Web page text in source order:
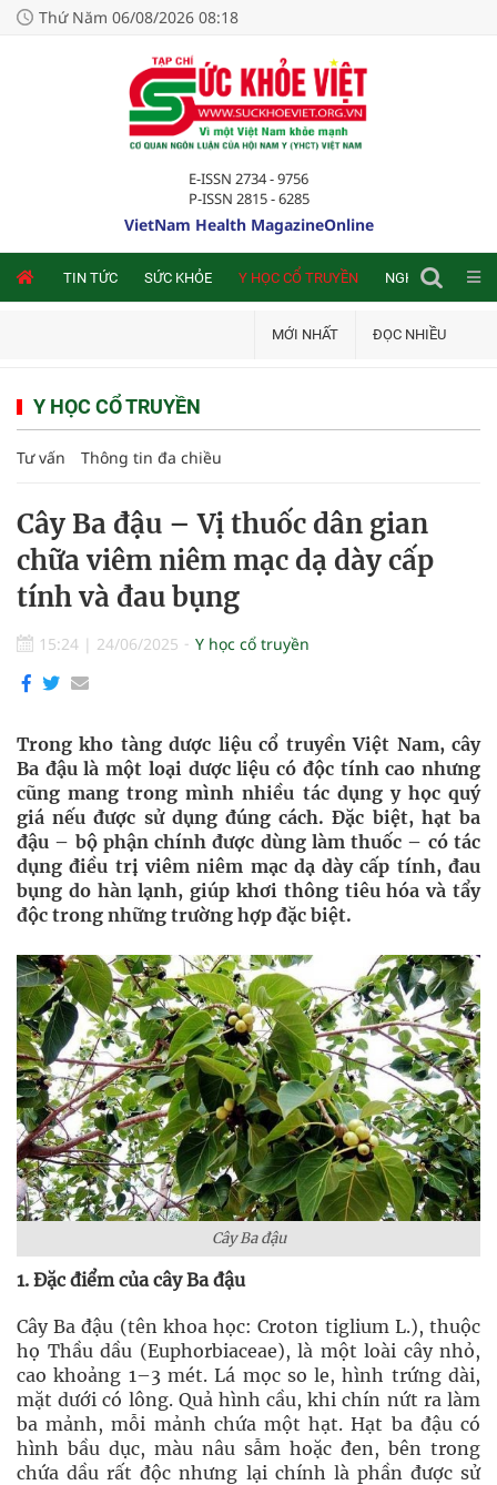
Thứ Năm 06/08/2026 08:18
E-ISSN 2734 - 9756
P-ISSN 2815 - 6285
VietNam Health MagazineOnline
TIN TỨC SỨC KHỎE Y HỌC CỔ TRUYỀN NGHIÊN CỨU
MỚI NHẤT ĐỌC NHIỀU
Y HỌC CỔ TRUYỀN
Tư vấn Thông tin đa chiều
Cây Ba đậu – Vị thuốc dân gian
chữa viêm niêm mạc dạ dày cấp
tính và đau bụng
15:24 | 24/06/2025 Y học cổ truyền
Trong kho tàng dược liệu cổ truyền Việt Nam, cây
Ba đậu là một loại dược liệu có độc tính cao nhưng
cũng mang trong mình nhiều tác dụng y học quý
giá nếu được sử dụng đúng cách. Đặc biệt, hạt ba
đậu – bộ phận chính được dùng làm thuốc – có tác
dụng điều trị viêm niêm mạc dạ dày cấp tính, đau
bụng do hàn lạnh, giúp khơi thông tiêu hóa và tẩy
độc trong những trường hợp đặc biệt.
Cây Ba đậu
1. Đặc điểm của cây Ba đậu
Cây Ba đậu (tên khoa học: Croton tiglium L.), thuộc
họ Thầu dầu (Euphorbiaceae), là một loài cây nhỏ,
cao khoảng 1–3 mét. Lá mọc so le, hình trứng dài,
mặt dưới có lông. Quả hình cầu, khi chín nứt ra làm
ba mảnh, mỗi mảnh chứa một hạt. Hạt ba đậu có
hình bầu dục, màu nâu sẫm hoặc đen, bên trong
chứa dầu rất độc nhưng lại chính là phần được sử